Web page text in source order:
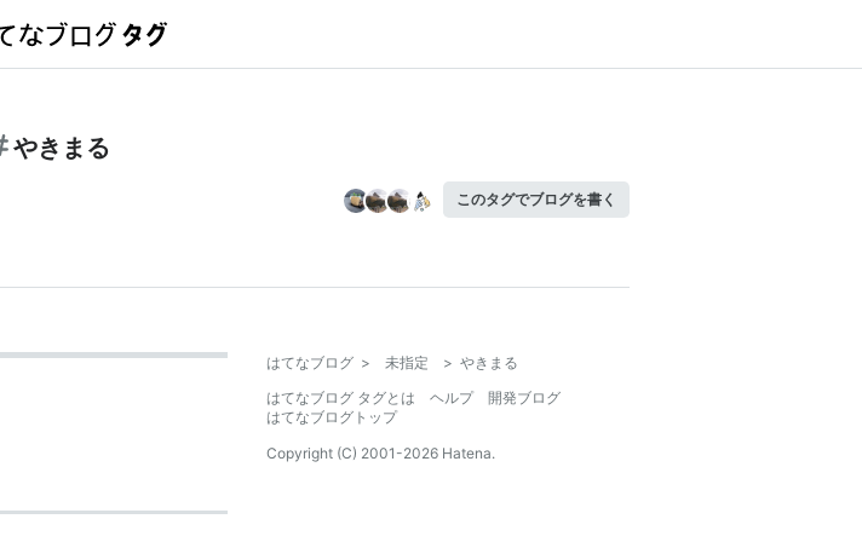
やきまる
このタグでブログを書く
はてなブログ > 未指定 > やきまる
はてなブログ タグとは
ヘルプ
開発ブログ
はてなブログトップ
Copyright (C) 2001-2026 Hatena.